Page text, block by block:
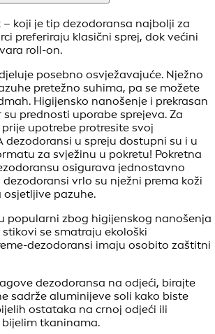
– koji je tip dezodoransa najbolji za
preferiraju klasični sprej, dok većini
roll-on.
posebno osvježavajuće. Nježno
pretežno suhima, pa se možete
Higijensko nanošenje i prekrasan
prednosti uporabe sprejeva. Za
upotrebe protresite svoj
dezodoransi u spreju dostupni su i u
za svježinu u pokretu! Pokretna
osigurava jednostavno
dezodoransi vrlo su nježni prema koži
osjetljive pazuhe.
popularni zbog higijenskog nanošenja
se smatraju ekološki
dezodoransi imaju osobito zaštitni
dezodoransa na odjeći, birajte
sadrže aluminijeve soli kako biste
ostataka na crnoj odjeći ili
tkaninama.